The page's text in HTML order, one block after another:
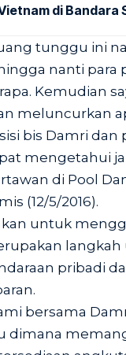
di Bandara
tunggu ini
nanti para
Kemudian
meluncurkan
bis Damri
mengetahui
di Pool
(12/5/2016).
untuk
pribadi
bersama
dimana